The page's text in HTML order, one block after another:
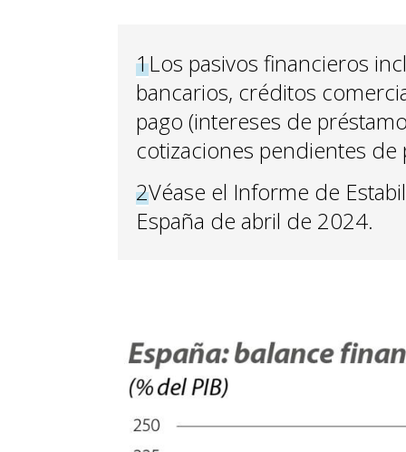
1Los pasivos financieros
bancarios, créditos
pago (intereses de
cotizaciones pendientes de
2Véase el Informe de
España de abril de 2024.